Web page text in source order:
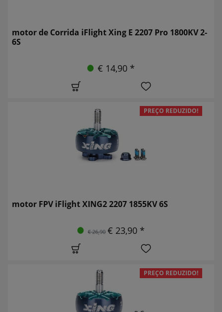
motor de Corrida iFlight Xing E 2207 Pro 1800KV 2-
6S
€ 14,90 *
PREÇO REDUZIDO!
motor FPV iFlight XING2 2207 1855KV 6S
€ 26,90 € 23,90 *
PREÇO REDUZIDO!